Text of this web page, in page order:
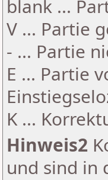
blank ...
V ... Partie
- ... Partie
E ... Partie
K ...
Hinweis2
und sind in